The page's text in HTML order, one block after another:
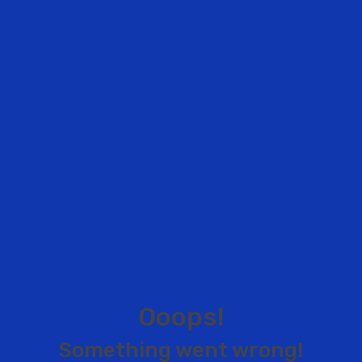
Ooops!
Something went wrong!